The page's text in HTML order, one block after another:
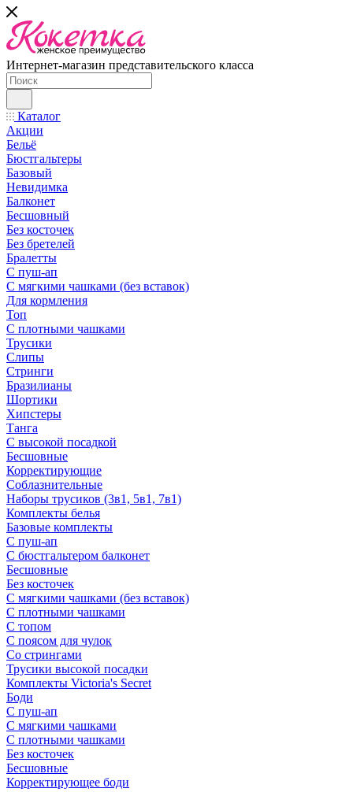
Интернет-магазин представительского класса
Каталог
Акции
Бельё
Бюстгальтеры
Базовый
Невидимка
Балконет
Бесшовный
Без косточек
Без бретелей
Бралетты
С пуш-ап
С мягкими чашками (без вставок)
Для кормления
Топ
С плотными чашками
Трусики
Слипы
Стринги
Бразилианы
Шортики
Хипстеры
Танга
С высокой посадкой
Бесшовные
Корректирующие
Соблазнительные
Наборы трусиков (3в1, 5в1, 7в1)
Комплекты белья
Базовые комплекты
С пуш-ап
С бюстгальтером балконет
Бесшовные
Без косточек
С мягкими чашками (без вставок)
С плотными чашками
С топом
С поясом для чулок
Со стрингами
Трусики высокой посадки
Комплекты Victoria's Secret
Боди
С пуш-ап
С мягкими чашками
С плотными чашками
Без косточек
Бесшовные
Корректирующее боди